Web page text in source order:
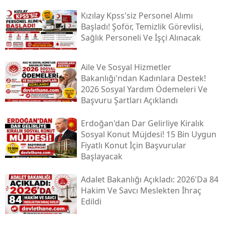
Kızılay Kpss'siz Personel Alımı
Başladı! Şoför, Temizlik Görevlisi,
Sağlık Personeli Ve İşçi Alınacak
Aile Ve Sosyal Hizmetler
Bakanlığı'ndan Kadınlara Destek!
2026 Sosyal Yardım Ödemeleri Ve
Başvuru Şartları Açıklandı
Erdoğan'dan Dar Gelirliye Kiralık
Sosyal Konut Müjdesi! 15 Bin Uygun
Fiyatlı Konut İçin Başvurular
Başlayacak
Adalet Bakanlığı Açıkladı: 2026'da 84
Hakim Ve Savcı Meslekten İhraç
Edildi